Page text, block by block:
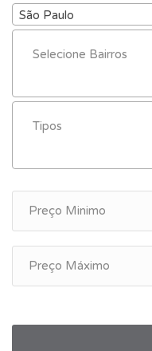
São Paulo